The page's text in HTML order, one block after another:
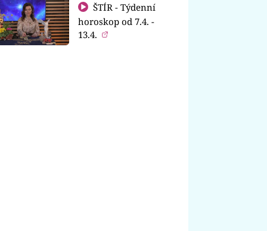
ŠTÍR - Týdenní
horoskop od 7.4. -
13.4.